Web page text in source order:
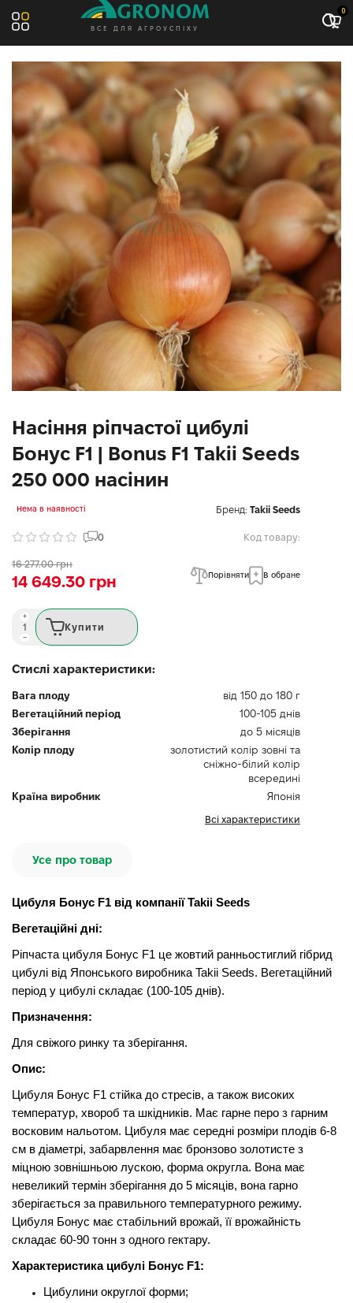
ВСЕ ДЛЯ АГРОУСПІХУ
0
Насіння ріпчастої цибулі
Бонус F1 | Bonus F1 Takii Seeds
250 000 насінин
Нема в наявності Бренд: Takii Seeds
0 Код товару:
16 277.00 грн
14 649.30 грн Порівняти В обране
Купити
Стислі характеристики:
Вага плоду
від 150 до 180 г
Вегетаційний період
100-105 днів
Зберігання
до 5 місяців
Колір плоду
золотистий колір зовні та
сніжно-білий колір
всередині
Країна виробник
Японія
Всі характеристики
Усе про товар
Цибуля Бонус F1 від компанії Takii Seeds
Вегетаційні дні:
Ріпчаста цибуля Бонус F1 це жовтий ранньостиглий гібрид
цибулі від Японського виробника Takii Seeds. Вегетаційний
період у цибулі складає (100-105 днів).
Призначення:
Для свіжого ринку та зберігання.
Опис:
Цибуля Бонус F1 стійка до стресів, а також високих
температур, хвороб та шкідників. Має гарне перо з гарним
восковим нальотом. Цибуля має середні розміри плодів 6-8
см в діаметрі, забарвлення має бронзово золотисте з
міцною зовнішньою лускою, форма округла. Вона має
невеликий термін зберігання до 5 місяців, вона гарно
зберігається за правильного температурного режиму.
Цибуля Бонус має стабільний врожай, її врожайність
складає 60-90 тонн з одного гектару.
Характеристика цибулі Бонус F1:
Цибулини округлої форми;